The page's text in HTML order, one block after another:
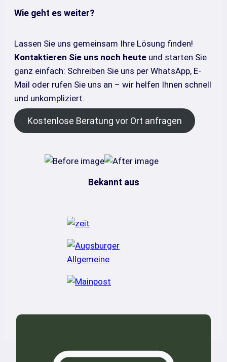
Wie geht es weiter?
Lassen Sie uns gemeinsam Ihre Lösung finden!
Kontaktieren Sie uns noch heute und starten Sie
ganz einfach: Schreiben Sie uns per WhatsApp, E-
Mail oder rufen Sie uns an – wir helfen Ihnen schnell
und unkompliziert.
Kostenlose Beratung vor Ort anfragen
Bekannt aus